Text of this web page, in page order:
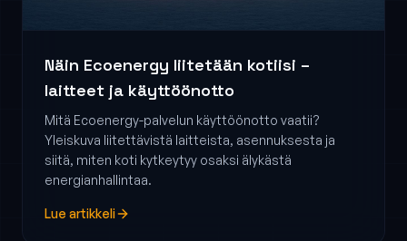
Näin Ecoenergy liitetään kotiisi –
laitteet ja käyttöönotto
Mitä Ecoenergy-palvelun käyttöönotto vaatii?
Yleiskuva liitettävistä laitteista, asennuksesta ja
siitä, miten koti kytkeytyy osaksi älykästä
energianhallintaa.
Lue artikkeli